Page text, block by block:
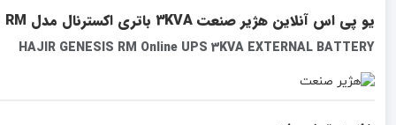
یو پی اس آنلاین هژیر صنعت 3KVA باتری اکسترنال مدل GENESIS RM
HAJIR GENESIS RM Online UPS 3KVA EXTERNAL BATTERY